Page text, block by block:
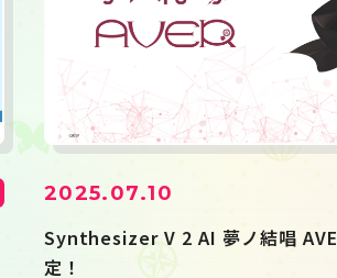
2025.07.10
Synthesizer V 2 AI 夢ノ結唱
定！